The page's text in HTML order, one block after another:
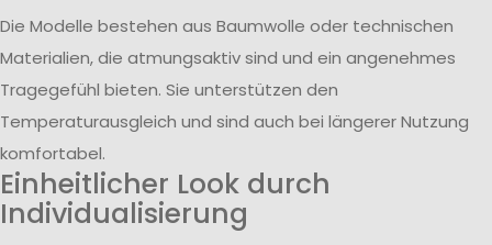
Die Modelle bestehen aus Baumwolle oder technischen
Materialien, die atmungsaktiv sind und ein angenehmes
Tragegefühl bieten. Sie unterstützen den
Temperaturausgleich und sind auch bei längerer Nutzung
komfortabel.
Einheitlicher Look durch
Individualisierung